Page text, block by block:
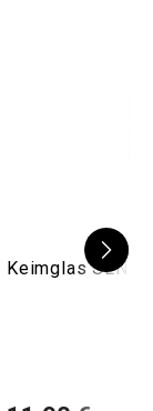
Keimglas SENSE